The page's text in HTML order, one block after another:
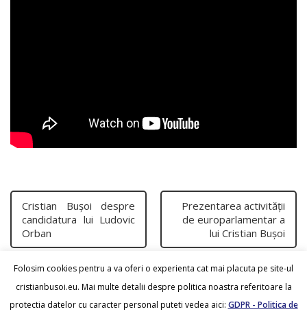
Cristian Bușoi despre
candidatura lui Ludovic
Orban
Prezentarea activității
de europarlamentar a
lui Cristian Bușoi
Folosim cookies pentru a va oferi o experienta cat mai placuta pe site-ul
cristianbusoi.eu. Mai multe detalii despre politica noastra referitoare la
protectia datelor cu caracter personal puteti vedea aici: GDPR - Politica de